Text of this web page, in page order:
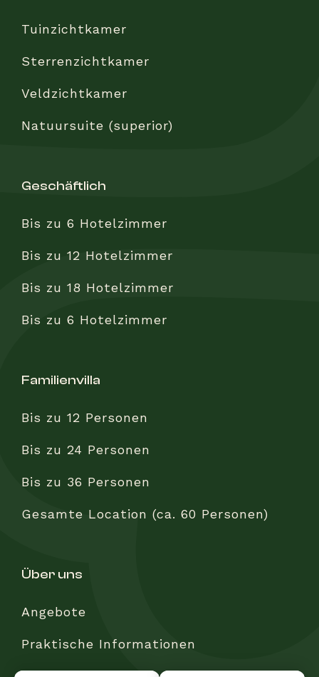
Tuinzichtkamer
Sterrenzichtkamer
Veldzichtkamer
Natuursuite (superior)
geschäftlich
Bis zu 6 Hotelzimmer
Bis zu 12 Hotelzimmer
Bis zu 18 Hotelzimmer
Bis zu 6 Hotelzimmer
familienvilla
Bis zu 12 Personen
Bis zu 24 Personen
Bis zu 36 Personen
Gesamte Location (ca. 60 Personen)
über uns
Angebote
Praktische Informationen